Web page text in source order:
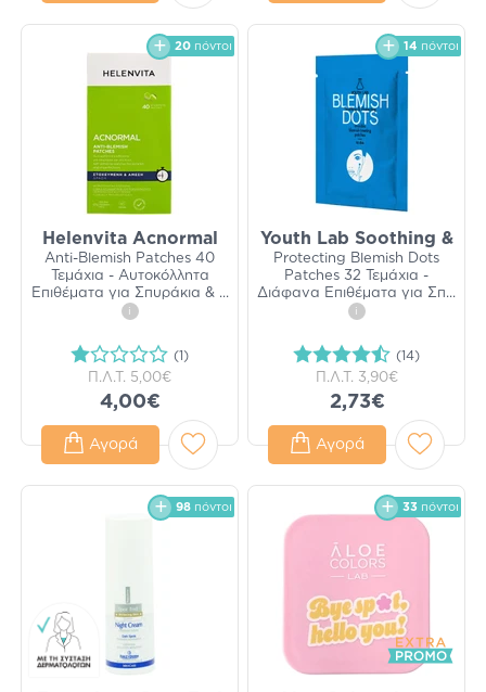
20 πόντοι
Helenvita Acnormal
Anti-Blemish Patches 40
Τεμάχια - Αυτοκόλλητα
Επιθέματα για Σπυράκια & ...
i
(1)
Π.Λ.Τ. 5,00€
4,00€
Αγορά
14 πόντοι
Youth Lab Soothing &
Protecting Blemish Dots
Patches 32 Τεμάχια -
Διάφανα Επιθέματα για Σπ...
i
(14)
Π.Λ.Τ. 3,90€
2,73€
Αγορά
98 πόντοι 33 πόντοι